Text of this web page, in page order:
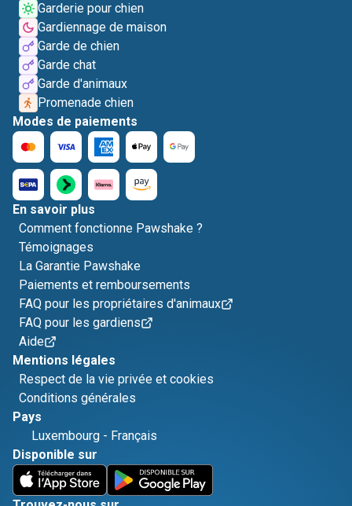
Garderie pour chien
Gardiennage de maison
Garde de chien
Garde chat
Garde d'animaux
Promenade chien
Modes de paiements
En savoir plus
Comment fonctionne Pawshake ?
Témoignages
La Garantie Pawshake
Paiements et remboursements
FAQ pour les propriétaires d'animaux
FAQ pour les gardiens
Aide
Mentions légales
Respect de la vie privée et cookies
Conditions générales
Pays
Luxembourg - Français
Disponible sur